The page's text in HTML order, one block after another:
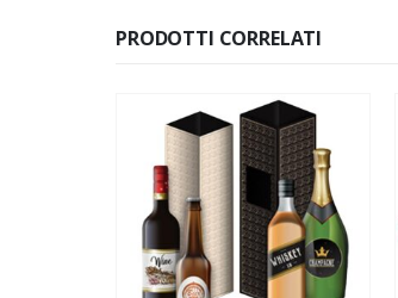
PRODOTTI CORRELATI